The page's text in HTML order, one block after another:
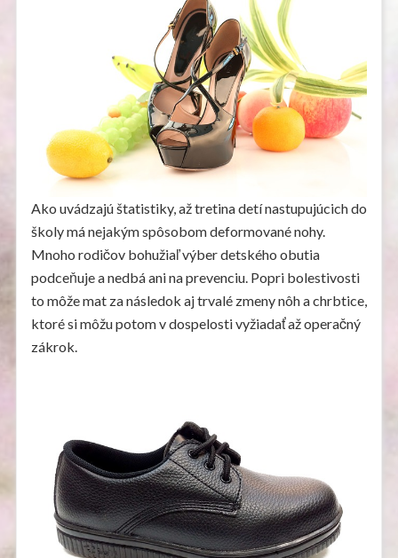
Ako uvádzajú štatistiky, až tretina detí nastupujúcich do
školy má nejakým spôsobom deformované nohy.
Mnoho rodičov bohužiaľ výber detského obutia
podceňuje a nedbá ani na prevenciu. Popri bolestivosti
to môže mat za následok aj trvalé zmeny nôh a chrbtice,
ktoré si môžu potom v dospelosti vyžiadať až operačný
zákrok.